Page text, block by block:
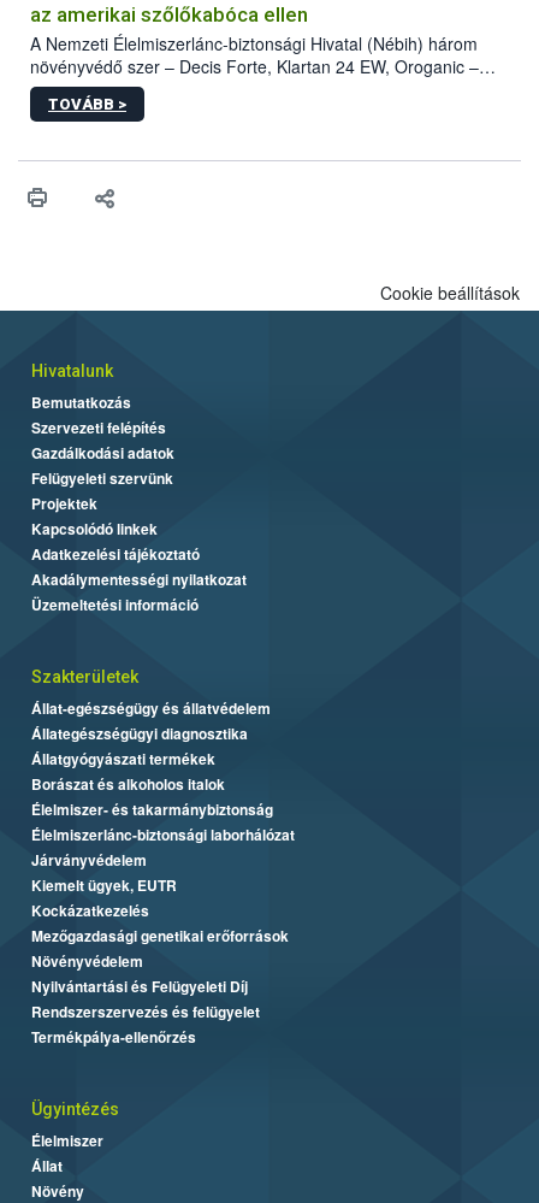
az amerikai szőlőkabóca ellen
A Nemzeti Élelmiszerlánc-biztonsági Hivatal (Nébih) három
növényvédő szer – Decis Forte, Klartan 24 EW, Oroganic –
engedélyokiratát módosította, így azok a szüretet követően,
egészen a vesszőérettség (BBCH 91) stádiumáig
érésű szőlőkben is legyen lehetőség a károsító elleni további
felhasználók számára is elérhető és ökológiai termesztésben is
TOVÁBB >
Cookie beállítások
Hivatalunk
Bemutatkozás
Szervezeti felépítés
Gazdálkodási adatok
Felügyeleti szervünk
Projektek
Kapcsolódó linkek
Adatkezelési tájékoztató
Akadálymentességi nyilatkozat
Üzemeltetési információ
Szakterületek
Állat-egészségügy és állatvédelem
Állategészségügyi diagnosztika
Állatgyógyászati termékek
Borászat és alkoholos italok
Élelmiszer- és takarmánybiztonság
Élelmiszerlánc-biztonsági laborhálózat
Járványvédelem
Kiemelt ügyek, EUTR
Kockázatkezelés
Mezőgazdasági genetikai erőforrások
Növényvédelem
Nyilvántartási és Felügyeleti Díj
Rendszerszervezés és felügyelet
Termékpálya-ellenőrzés
Ügyintézés
Élelmiszer
Állat
Növény